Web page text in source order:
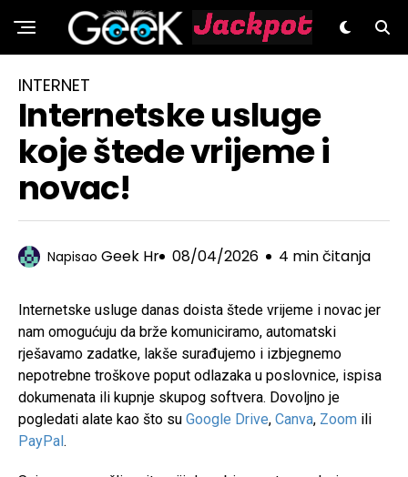
GeeK.hr
INTERNET
Internetske usluge
koje štede vrijeme i
novac!
Napisao Geek Hr 08/04/2026 4 min čitanja
Internetske usluge danas doista štede vrijeme i novac jer
nam omogućuju da brže komuniciramo, automatski
rješavamo zadatke, lakše surađujemo i izbjegnemo
nepotrebne troškove poput odlazaka u poslovnice, ispisa
dokumenata ili kupnje skupog softvera. Dovoljno je
pogledati alate kao što su Google Drive, Canva, Zoom ili
PayPal.